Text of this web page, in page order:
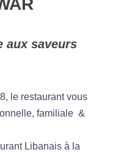
aux saveurs
le restaurant vous
familiale &
Libanais à la